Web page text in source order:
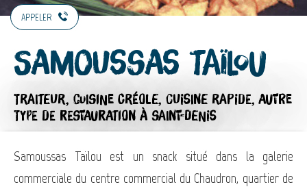
APPELER
Samoussas Taïlou
TRAITEUR, CUISINE CRÉOLE, CUISINE RAPIDE, AUTRE
TYPE DE RESTAURATION À SAINT-DENIS
Samoussas Taïlou est un snack situé dans la galerie
commerciale du centre commercial du Chaudron, quartier de